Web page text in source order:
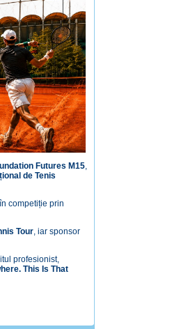
Futures M15,
de Tenis
competiție prin
Tour, iar sponsor
profesionist,
This Is That